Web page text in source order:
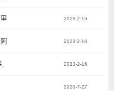
2023-2-16
2023-2-16
2023-2-16
2020-7-27